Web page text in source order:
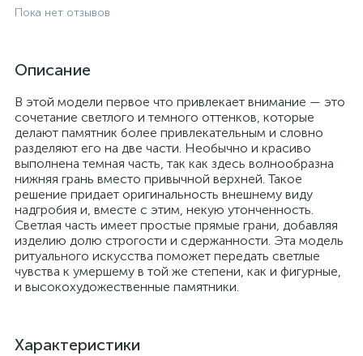
Пока нет отзывов
Описание
В этой модели первое что привлекает внимание — это
сочетание светлого и темного оттенков, которые
делают памятник более привлекательным и словно
разделяют его на две части. Необычно и красиво
выполнена темная часть, так как здесь волнообразна
нижняя грань вместо привычной верхней. Такое
решение придает оригинальность внешнему виду
надгробия и, вместе с этим, некую утонченность.
Светлая часть имеет простые прямые грани, добавляя
изделию долю строгости и сдержанности. Эта модель
ритуального искусства поможет передать светлые
чувства к умершему в той же степени, как и фигурные,
и высокохудожественные памятники.
Характеристики